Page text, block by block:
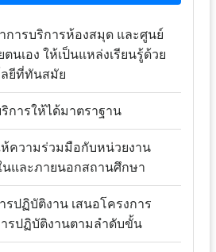
การบริการห้องสมุด และศูนย์
ตนเอง ให้เป็นแหล่งเรียนรู้ด้วย
ลยีที่ทันสมัย
การให้ได้มาตราฐาน
ความร่วมมือกับหน่วยงาน
นและภายนอกสถานศึกษา
ปฏิบัติงาน เสนอโครงการ
รปฏิบัติงานตามลำดับขั้น